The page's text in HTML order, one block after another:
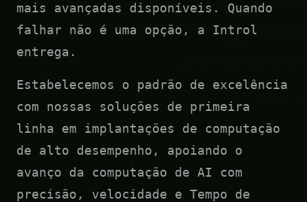
mais avançadas disponíveis. Quando
falhar não é uma opção, a Introl
entrega.
Estabelecemos o padrão de excelência
com nossas soluções de primeira
linha em implantações de computação
de alto desempenho, apoiando o
avanço da computação de AI com
precisão, velocidade e Tempo de